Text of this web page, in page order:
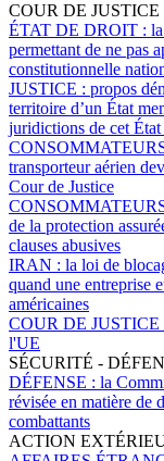
COUR DE
ÉTAT DE DROIT :
permettant de ne pas
constitutionnelle
JUSTICE : propos
territoire d’un État
juridictions de cet État
transporteur aérien
Cour de Justice
de la protection
clauses abusives
IRAN : la loi de
quand une entreprise
américaines
COUR DE JUSTICE
l'UE
SÉCURITÉ -
DÉFENSE : la
révisée en matière de
combattants
ACTION